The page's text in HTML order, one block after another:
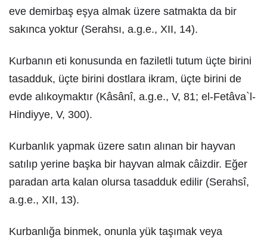
eve demirbaş eşya almak üzere satmakta da bir
sakınca yoktur (Serahsı, a.g.e., XII, 14).
Kurbanın eti konusunda en faziletli tutum üçte birini
tasadduk, üçte birini dostlara ikram, üçte birini de
evde alıkoymaktır (Kâsânî, a.g.e., V, 81; el-Fetâva`l-
Hindiyye, V, 300).
Kurbanlık yapmak üzere satın alınan bir hayvan
satılıp yerine başka bir hayvan almak câizdir. Eğer
paradan arta kalan olursa tasadduk edilir (Serahsî,
a.g.e., XII, 13).
Kurbanlığa binmek, onunla yük taşımak veya